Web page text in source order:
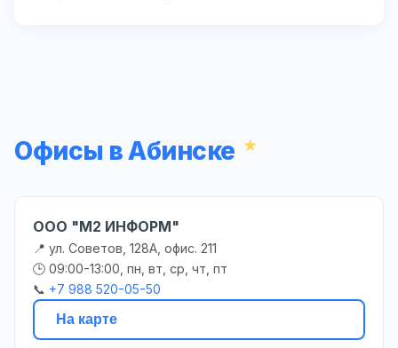
Офисы в Абинске
ООО "М2 ИНФОРМ"
📍 ул. Советов, 128А, офис. 211
🕒 09:00-13:00, пн, вт, ср, чт, пт
📞 +7 988 520-05-50
На карте